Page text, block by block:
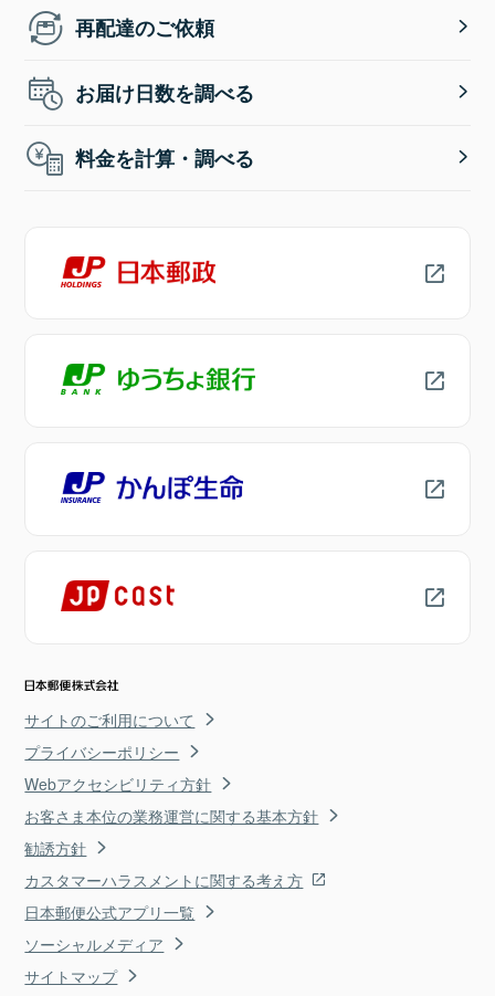
再配達のご依頼
お届け日数を調べる
料金を計算・調べる
サイトのご利用について
プライバシーポリシー
Webアクセシビリティ方針
お客さま本位の業務運営に関する基本方針
勧誘方針
カスタマーハラスメントに関する考え方
日本郵便公式アプリ一覧
ソーシャルメディア
サイトマップ